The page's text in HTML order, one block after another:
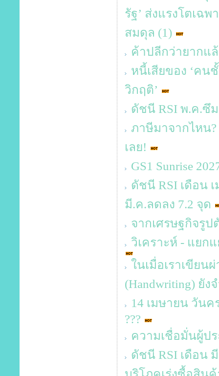
รัฐ’ ส่งแรงโตเฉ
สมดุล (1)
ค้าปลีกว่ายากแล้
หนี้เสียของ ‘คนชั้
วิกฤติ’
ดัชนี RSI พ.ค.ซึ
ภาษีมาจากไหน
เลย!
GS1 Sunrise
ดัชนี RSI เดือน เ
มี.ค.ลดลง 7.2 จุด
จากเศรษฐกิจรูป
วิเคราะห์ - แยกแ
ในเมื่อเราเขีย
(Handwriting) ยัง
14 เมษายน วัน
???
ความเชื่อมั่นผู้ป
ดัชนี RSI เดือน